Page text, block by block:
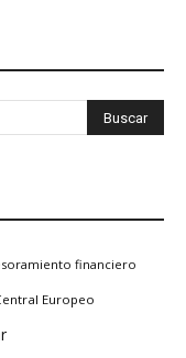
financiero
Europeo